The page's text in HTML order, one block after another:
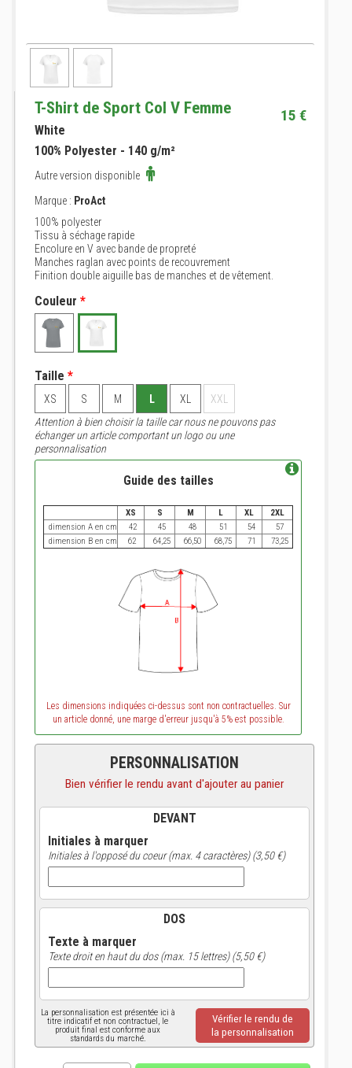
T-Shirt de Sport Col V Femme 15 €
White
100% Polyester - 140 g/m²
Autre version disponible
Marque : ProAct
100% polyester
Tissu à séchage rapide
Encolure en V avec bande de propreté
Manches raglan avec points de recouvrement
Finition double aiguille bas de manches et de vêtement.
Couleur *
Taille *
XS S M L XL
XXL
Attention à bien choisir la taille car nous ne pouvons pas
échanger un article comportant un logo ou une
personnalisation
Guide des tailles
XS S M L XL
2XL
dimension A en cm
42 45 48 51 54
57
dimension B en cm
62 64,25 66,50 68,75 71 73,25
Les dimensions indiquées ci-dessus sont non contractuelles. Sur
un article donné, une marge d'erreur jusqu'à 5% est possible.
PERSONNALISATION
Bien vérifier le rendu avant d'ajouter au panier
DEVANT
Initiales à marquer
Initiales à l'opposé du coeur (max. 4 caractères) (3,50 €)
DOS
Texte à marquer
Texte droit en haut du dos (max. 15 lettres) (5,50 €)
La personnalisation est présentée ici à
titre indicatif et non contractuel, le
produit final est conforme aux
standards du marché.
Vérifier le rendu de
la personnalisation